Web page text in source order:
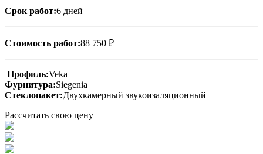
Срок работ:6 дней
Стоимость работ:88 750 ₽
Профиль:Veka
Фурнитура:Siegenia
Стеклопакет:Двухкамерный звукоизаляционный
Рассчитать свою цену